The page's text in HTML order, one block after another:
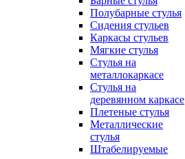
Полубарные стулья
Сидения стульев
Каркасы стульев
Мягкие стулья
Стулья на
металлокаркасе
Стулья на
деревянном каркасе
Плетеные стулья
Металлические
стулья
Штабелируемые